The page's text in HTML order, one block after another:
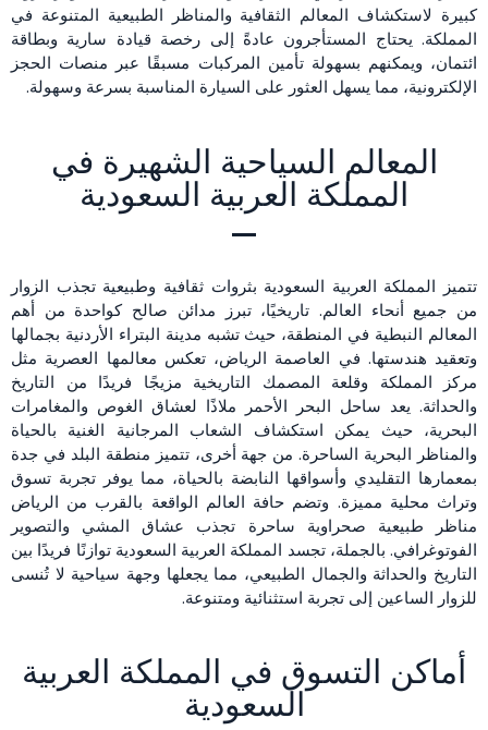
كبيرة لاستكشاف المعالم الثقافية والمناظر الطبيعية المتنوعة في
المملكة. يحتاج المستأجرون عادةً إلى رخصة قيادة سارية وبطاقة
ائتمان، ويمكنهم بسهولة تأمين المركبات مسبقًا عبر منصات الحجز
الإلكترونية، مما يسهل العثور على السيارة المناسبة بسرعة وسهولة.
المعالم السياحية الشهيرة في
المملكة العربية السعودية
تتميز المملكة العربية السعودية بثروات ثقافية وطبيعية تجذب الزوار
من جميع أنحاء العالم. تاريخيًا، تبرز مدائن صالح كواحدة من أهم
المعالم النبطية في المنطقة، حيث تشبه مدينة البتراء الأردنية بجمالها
وتعقيد هندستها. في العاصمة الرياض، تعكس معالمها العصرية مثل
مركز المملكة وقلعة المصمك التاريخية مزيجًا فريدًا من التاريخ
والحداثة. يعد ساحل البحر الأحمر ملاذًا لعشاق الغوص والمغامرات
البحرية، حيث يمكن استكشاف الشعاب المرجانية الغنية بالحياة
والمناظر البحرية الساحرة. من جهة أخرى، تتميز منطقة البلد في جدة
بمعمارها التقليدي وأسواقها النابضة بالحياة، مما يوفر تجربة تسوق
وتراث محلية مميزة. وتضم حافة العالم الواقعة بالقرب من الرياض
مناظر طبيعية صحراوية ساحرة تجذب عشاق المشي والتصوير
الفوتوغرافي. بالجملة، تجسد المملكة العربية السعودية توازنًا فريدًا بين
التاريخ والحداثة والجمال الطبيعي، مما يجعلها وجهة سياحية لا تُنسى
للزوار الساعين إلى تجربة استثنائية ومتنوعة.
أماكن التسوق في المملكة العربية
السعودية